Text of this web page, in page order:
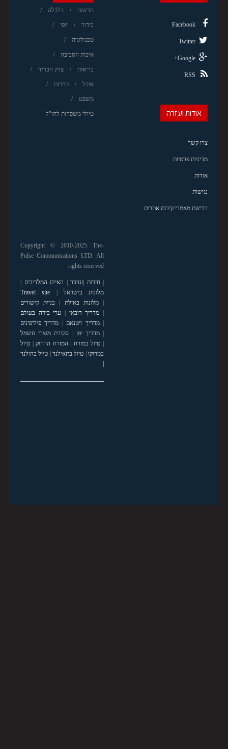
חדשות כלכלה
בידור יופי
טכנולוגיה
איכות הסביבה
בריאות צדק חברתי
אוכל תיירות
משפט
טיולי משפחות לחו"ל
Facebook
Twitter
Google+
RSS
אודות ועזרה
צרו קשר
מדיניות פרטיות
אודות
נגישות
רכישת מאמרי קידום אתרים
Copyright © 2010-2025 The-
Pulse Communications LTD. All
rights reserved
|חידות |זנזיבר | האיים המלדיבים |
מלונות בישראל |
Travel site
|מלונות באילת | בניית קישורים
| מדריך דובאי | ערי בירה בעולם
|מדריך ויטנאם | מדריך פיליפינים
|מדריך יפן | סקירת מוצרי חשמל
| טיול במזרח | המזרח הרחוק| טיול
במרוקו| טיול בתאילנד| טיול בהולנד
|